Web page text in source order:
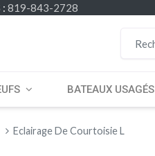
: 819-843-2728
BATEAUX USAGÉS
Eclairage De Courtoisie L